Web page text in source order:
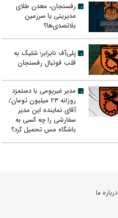
رفسنجان، معدن طلای
مدیریتی یا سرزمین
بلاتصدی‌ها؟
پلی‌آف نابرابر؛ شلیک به
قلب فوتبال رفسنجان
مدیر غیربومی با دستمزد
روزانه ۲۳ میلیون تومان/
آقای نماینده این مدیر
سفارشی را چه کسی به
باشگاه مس تحمیل کرد؟
درباره ما